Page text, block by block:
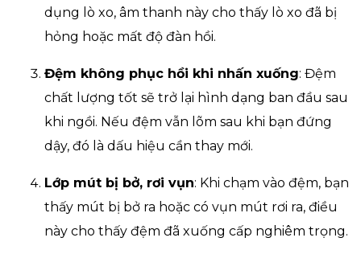
dụng lò xo, âm thanh này cho thấy lò xo đã bị
hỏng hoặc mất độ đàn hồi.
Đệm không phục hồi khi nhấn xuống: Đệm
chất lượng tốt sẽ trở lại hình dạng ban đầu sau
khi ngồi. Nếu đệm vẫn lõm sau khi bạn đứng
dậy, đó là dấu hiệu cần thay mới.
Lớp mút bị bở, rơi vụn: Khi chạm vào đệm, bạn
thấy mút bị bở ra hoặc có vụn mút rơi ra, điều
này cho thấy đệm đã xuống cấp nghiêm trọng.